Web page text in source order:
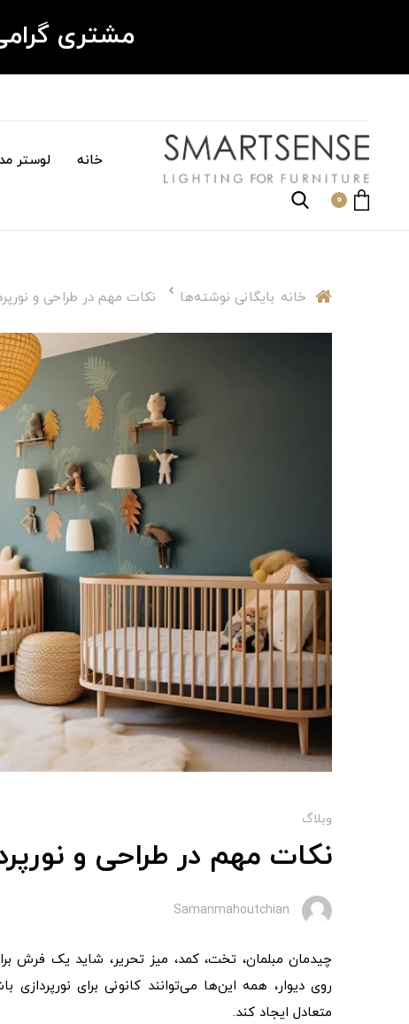
مشتری
خانه لوستر
0
خانه بایگانی نوشته‌ها نکات مهم در طراحی و
وبلاگ
نکات مهم در طراحی و
Samanmahoutchian
چیدمان مبلمان، تخت، کمد، میز تحریر، شاید یک فرش
روی دیوار، همه این‌ها می‌توانند کانونی برای
متعادل ایجاد کند.